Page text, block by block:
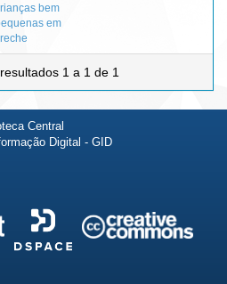
bem
em
1 a 1 de 1
Central
Digital - GID